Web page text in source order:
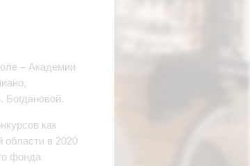
– Академии
как
области в 2020
фонда